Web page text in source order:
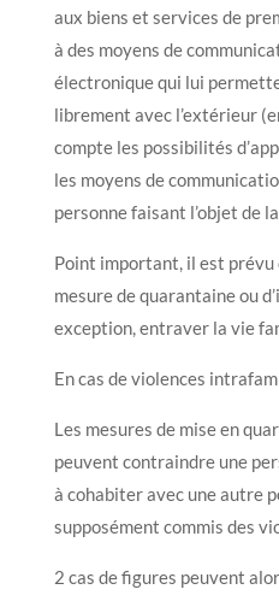
aux biens et services de
à des moyens de
électronique qui lui
librement avec l’extérieur
compte les possibilités
les moyens de
personne faisant l’objet de
Point important, il est prévu
mesure de quarantaine ou
exception, entraver la vie
En cas de violences
Les mesures de mise en
peuvent contraindre une
à cohabiter avec une autre
supposément commis des
2 cas de figures peuvent